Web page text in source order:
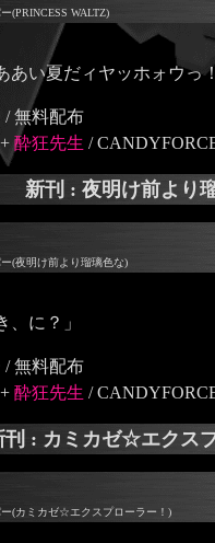
(PRINCESS WALTZ)
あい夏だィヤッホォウっ
無料配布
酔狂先生 /
新刊 : 夜明け前より
(夜明け前より瑠璃色な)
に？」
無料配布
酔狂先生 /
刊 : カミカゼ☆エクス
(カミカゼ☆エクスプローラー！)